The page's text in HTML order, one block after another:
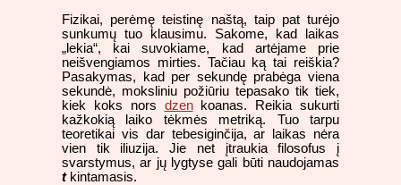
Fizikai, perėmę teistinę naštą, taip pat turėjo
sunkumų tuo klausimu. Sakome, kad laikas
„lekia“, kai suvokiame, kad artėjame prie
neišvengiamos mirties. Tačiau ką tai reiškia?
Pasakymas, kad per sekundę prabėga viena
sekundė, moksliniu požiūriu tepasako tik tiek,
kiek koks nors dzenkoanas. Reikia sukurti
kažkokią laiko tėkmės metriką. Tuo tarpu
teoretikai vis dar tebesiginčija, ar laikas nėra
vien tik iliuzija. Jie net įtraukia filosofus į
svarstymus, ar jų lygtyse gali būti naudojamas
tkintamasis.